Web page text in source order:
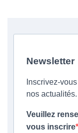
Newsletter
Inscrivez-
nos actualités.
Veuillez
vous inscrire